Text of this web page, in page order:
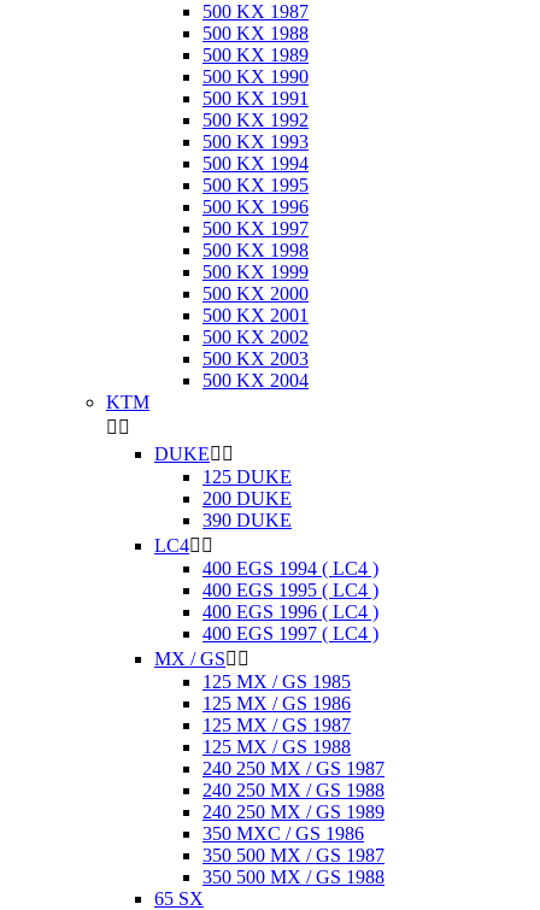
500 KX 1987
500 KX 1988
500 KX 1989
500 KX 1990
500 KX 1991
500 KX 1992
500 KX 1993
500 KX 1994
500 KX 1995
500 KX 1996
500 KX 1997
500 KX 1998
500 KX 1999
500 KX 2000
500 KX 2001
500 KX 2002
500 KX 2003
500 KX 2004
KTM
 
DUKE 
125 DUKE
200 DUKE
390 DUKE
LC4 
400 EGS 1994 ( LC4 )
400 EGS 1995 ( LC4 )
400 EGS 1996 ( LC4 )
400 EGS 1997 ( LC4 )
MX / GS 
125 MX / GS 1985
125 MX / GS 1986
125 MX / GS 1987
125 MX / GS 1988
240 250 MX / GS 1987
240 250 MX / GS 1988
240 250 MX / GS 1989
350 MXC / GS 1986
350 500 MX / GS 1987
350 500 MX / GS 1988
65 SX